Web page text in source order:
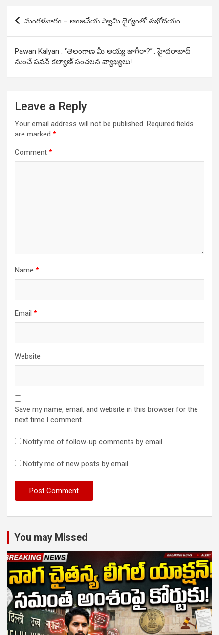
Post
మంగళవారం – ఆంజనేయ స్వామి ధైర్యంతో శుభోదయం
Pawan Kalyan : “తెలంగాణ మీ అయ్య జాగీరా?”.. హైదరాబాద్
నుంచే పవన్ కల్యాణ్ సంచలన వ్యాఖ్యలు!
Leave a Reply
Your email address will not be published. Required fields
are marked *
Comment *
Name *
Email *
Website
Save my name, email, and website in this browser for the
next time I comment.
Notify me of follow-up comments by email.
Notify me of new posts by email.
You may Missed